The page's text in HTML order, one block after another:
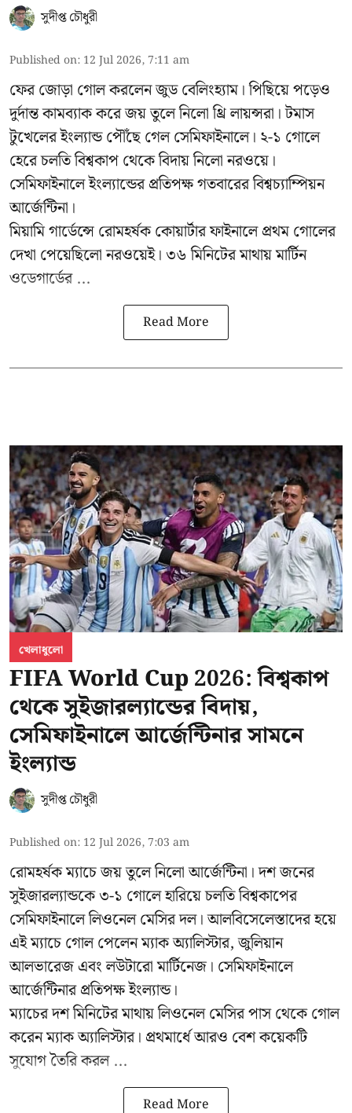
সুদীপ্ত চৌধুরী
Published on: 12 Jul 2026, 7:11 am
ফের জোড়া গোল করলেন জুড বেলিংহ্যাম। পিছিয়ে পড়েও
দুর্দান্ত কামব্যাক করে জয় তুলে নিলো থ্রি লায়ন্সরা। টমাস
টুখেলের ইংল্যান্ড পৌঁছে গেল সেমিফাইনালে। ২-১ গোলে
হেরে চলতি বিশ্বকাপ থেকে বিদায় নিলো নরওয়ে।
সেমিফাইনালে ইংল্যান্ডের প্রতিপক্ষ গতবারের বিশ্বচ্যাম্পিয়ন
আর্জেন্টিনা।
মিয়ামি গার্ডেন্সে রোমহর্ষক কোয়ার্টার ফাইনালে প্রথম গোলের
দেখা পেয়েছিলো নরওয়েই। ৩৬ মিনিটের মাথায় মার্টিন
ওডেগার্ডের ...
Read More
খেলাধুলো
FIFA World Cup 2026: বিশ্বকাপ
থেকে সুইজারল্যান্ডের বিদায়,
সেমিফাইনালে আর্জেন্টিনার সামনে
ইংল্যান্ড
সুদীপ্ত চৌধুরী
Published on: 12 Jul 2026, 7:03 am
রোমহর্ষক ম্যাচে জয় তুলে নিলো আর্জেন্টিনা। দশ জনের
সুইজারল্যান্ডকে ৩-১ গোলে হারিয়ে চলতি বিশ্বকাপের
সেমিফাইনালে লিওনেল মেসির দল। আলবিসেলেস্তাদের হয়ে
এই ম্যাচে গোল পেলেন ম্যাক অ্যালিস্টার, জুলিয়ান
আলভারেজ এবং লউটারো মার্টিনেজ। সেমিফাইনালে
আর্জেন্টিনার প্রতিপক্ষ ইংল্যান্ড।
ম্যাচের দশ মিনিটের মাথায় লিওনেল মেসির পাস থেকে গোল
করেন ম্যাক অ্যালিস্টার। প্রথমার্ধে আরও বেশ কয়েকটি
সুযোগ তৈরি করল ...
Read More